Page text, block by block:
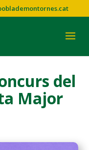
del
Major